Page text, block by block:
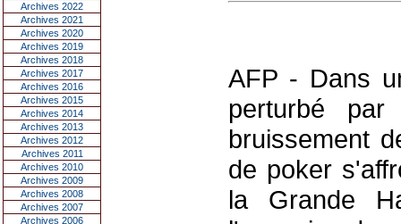
Archives 2022
Archives 2021
Archives 2020
Archives 2019
Archives 2018
Archives 2017
Archives 2016
Archives 2015
Archives 2014
Archives 2013
Archives 2012
Archives 2011
Archives 2010
Archives 2009
Archives 2008
Archives 2007
Archives 2006
AFP - Dans
perturbé
bruissement
de poker
la Grande